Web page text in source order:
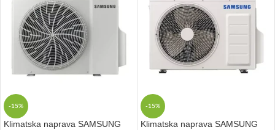
-15%
Klimatska naprava SAMSUNG
-15%
Klimatska naprava SAMSUNG